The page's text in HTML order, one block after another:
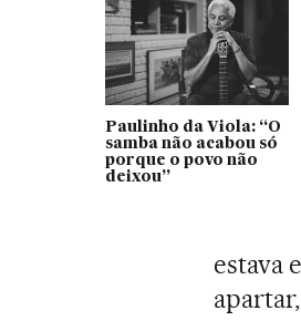
Paulinho da Viola: “O
samba não acabou só
porque o povo não
deixou”
estava